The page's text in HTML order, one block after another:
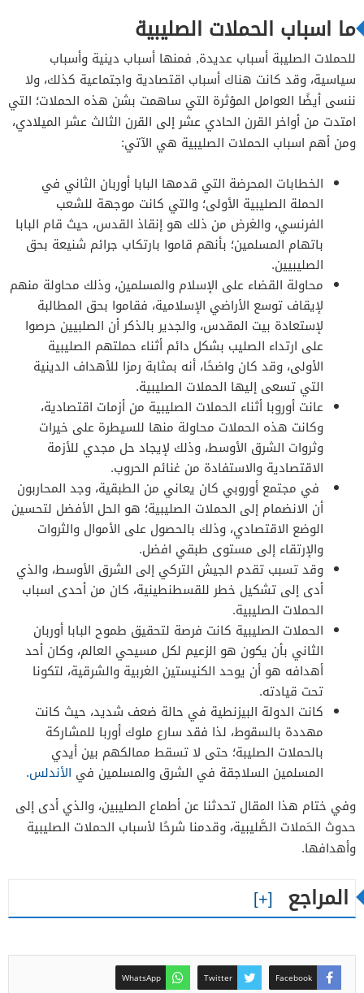
ما اسباب الحملات الصليبية
للحملات الصليبة أسباب عديدة, فمنها أسباب دينية وأسباب
سياسية، وقد كانت هناك أسباب اقتصادية واجتماعية كذلك، ولا
ننسى أيضًا العوامل المؤثرة التي ساهمت بشن هذه الحملات؛ التي
امتدت من أواخر القرن الحادي عشر إلى القرن الثالث عشر الميلادي،
ومن أهم اسباب الحملات الصليبية هي الآتي:
الخطابات المحرضة التي قدمها البابا أوربان الثاني في
الحملة الصليبية الأولى؛ والتي كانت موجهة للشعب
الفرنسي، والغرض من ذلك هو إنقاذ القدس، حيث قام البابا
باتهام المسلمين؛ بأنهم قاموا بارتكاب جرائم شنيعة بحق
الصليبيين.
محاولة القضاء على الإسلام والمسلمين، وذلك محاولة منهم
لإيقاف توسع الأراضي الإسلامية، فقاموا بحق المطالبة
لإستعادة بيت المقدس، والجدير بالذكر أن الصلبيين حرصوا
على ارتداء الصليب بشكل دائم أثناء حملتهم الصليبية
الأولى، وقد كان واضحًا، أنه بمثابة رمزا للأهداف الدينية
التي تسعى إليها الحملات الصليبية.
عانت أوروبا أثناء الحملات الصليبية من أزمات اقتصادية،
وكانت هذه الحملات محاولة منها للسيطرة على خيرات
وثروات الشرق الأوسط، وذلك لإيجاد حل مجدي للأزمة
الاقتصادية والاستفادة من غنائم الحروب.
في مجتمع أوروبي كان يعاني من الطبقية، وجد المحاربون
أن الانضمام إلى الحملات الصليبية؛ هو الحل الأفضل لتحسين
الوضع الاقتصادي، وذلك بالحصول على الأموال والثروات
والإرتقاء إلى مستوى طبقي افضل.
وقد تسبب تقدم الجيش التركي إلى الشرق الأوسط، والذي
أدى إلى تشكيل خطر للقسطنطينية، كان من أحدى اسباب
الحملات الصليبية.
الحملات الصليبية كانت فرصة لتحقيق طموح البابا أوربان
الثاني بأن يكون هو الزعيم لكل مسيحي العالم، وكان أحد
أهدافه هو أن يوحد الكنيستين الغربية والشرقية، لتكونا
تحت قيادته.
كانت الدولة البيزنطية في حالة ضعف شديد، حيث كانت
مهددة بالسقوط، لذا فقد سارع ملوك أوربا للمشاركة
بالحملات الصليبة؛ حتى لا تسقط ممالكهم بين أيدي
المسلمين السلاجقة في الشرق والمسلمين في الأندلس.
وفي ختام هذا المقال تحدثنا عن أطماع الصليبين، والذي أدى إلى
حدوث الحَملات الصَّليبية، وقدمنا شرحًا لأسباب الحملات الصليبية
وأهدافها.
المراجع
Facebook
Twitter
WhatsApp